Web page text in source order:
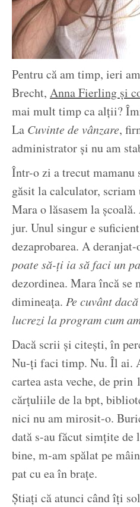
Pentru că am timp, ieri
Brecht, Anna Fierling şi
mai mult timp ca alţii?
La Cuvinte de vânzare,
administrator şi nu am
Într-o zi a trecut mamanu
găsit la calculator, scriam
Mara o lăsasem la
jur. Unul singur e
dezaprobarea. A
poate să-ţi ia să faci un
dezordinea. Mara încă se
dimineaţa. Pe cuvânt
lucrezi la program cum
Dacă scrii şi citeşti, în
Nu-ţi faci timp. Nu. Îl ai.
cartea asta veche, de
cărţuliile de la bpt,
nici nu am mirosit-o.
dată s-au făcut simţite
bine, m-am spălat pe
pat cu ea în braţe.
Ştiaţi că atunci când îţi